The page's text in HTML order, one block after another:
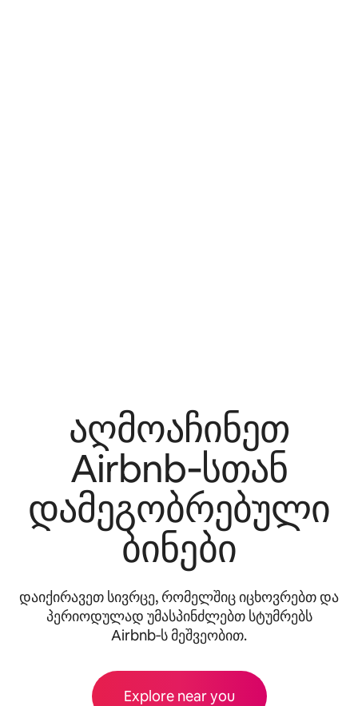
აღმოაჩინეთ
Airbnb‑სთან
დამეგობრებული
ბინები
დაიქირავეთ სივრცე, რომელშიც იცხოვრებთ და
პერიოდულად უმასპინძლებთ სტუმრებს
Airbnb‑ს მეშვეობით.
Explore near you